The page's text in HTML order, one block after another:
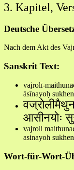
3. Kapitel,
Deutsche
Nach dem Akt des
Sanskrit Text:
vajrolī-
āsīnayoḥ
आसीनयोः
vajroli
asinayoh
Wort-für-Wort-